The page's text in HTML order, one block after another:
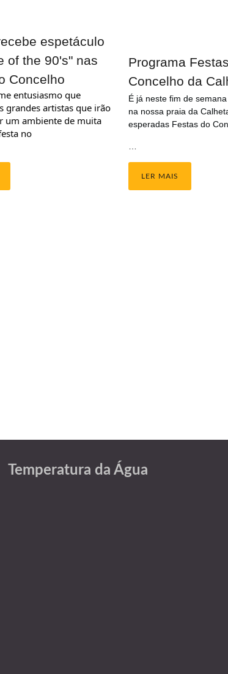
espetáculo
of the 90's" nas
Concelho
grandes artistas que irão
um ambiente de muita
no
Programa
Concelho da
É já neste fim de
na nossa praia da
esperadas Festas do
LER MAIS
Temperatura da Água